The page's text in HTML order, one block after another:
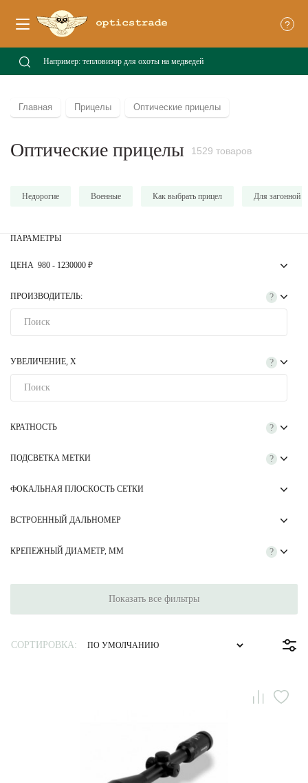
?
Главная Прицелы Оптические прицелы
Оптические прицелы 1529 товаров
Недорогие Военные Как выбрать прицел Для загонной
ПАРАМЕТРЫ
ЦЕНА 980 - 1230000 ₽
?
ПРОИЗВОДИТЕЛЬ:
?
УВЕЛИЧЕНИЕ, Х
?
КРАТНОСТЬ
?
ПОДСВЕТКА МЕТКИ
ФОКАЛЬНАЯ ПЛОСКОСТЬ СЕТКИ
ВСТРОЕННЫЙ ДАЛЬНОМЕР
?
КРЕПЕЖНЫЙ ДИАМЕТР, ММ
Показать все фильтры
СОРТИРОВКА: